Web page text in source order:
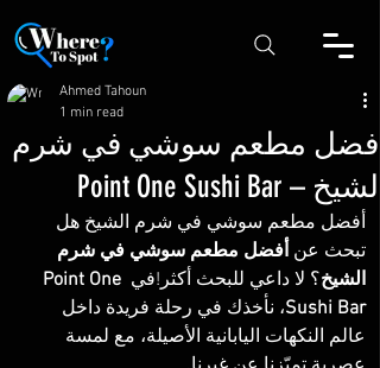
أفضل مطعم سوشي في شرم
الشيخ – Point One Sushi Bar
Ahmed Tahoun
1 min read
أفضل مطعم سوشي في شرم الشيخ هل
تبحث عن أفضل مطعم سوشي في شرم
الشيخ؟ لا داعي للبحث أكثر!في Point One
Sushi Bar، نأخذك في رحلة فريدة داخل
عالم النكهات اليابانية الأصيلة، مع لمسة